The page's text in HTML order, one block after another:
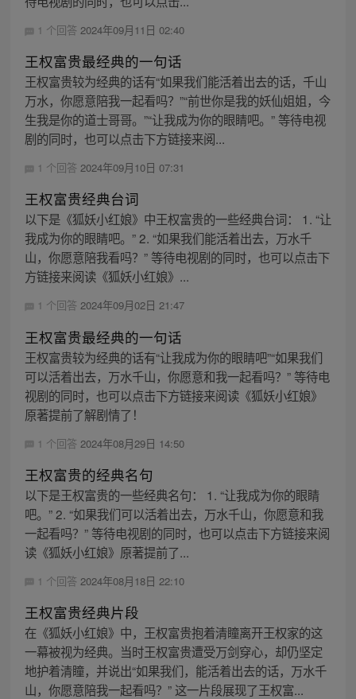
1 个回答 2024年09月11日 02:40
王权富贵最经典的一句话
王权富贵较为经典的话有“如果我们能活着出去的话，千山
万水，你愿意陪我一起看吗？”“前世你是我的妖仙姐姐，今
生我是你的道士哥哥。”“让我成为你的眼睛吧。” 等待电视
剧的同时，也可以点击下方链接来阅...
1 个回答 2024年09月10日 07:31
王权富贵经典台词
以下是《狐妖小红娘》中王权富贵的一些经典台词： 1. “让
我成为你的眼睛吧。” 2. “如果我们能活着出去，万水千
山，你愿意陪我看吗？” 等待电视剧的同时，也可以点击下
方链接来阅读《狐妖小红娘》...
1 个回答 2024年09月02日 21:47
王权富贵最经典的一句话
王权富贵较为经典的话有“让我成为你的眼睛吧”“如果我们
可以活着出去，万水千山，你愿意和我一起看吗？” 等待电
视剧的同时，也可以点击下方链接来阅读《狐妖小红娘》
原著提前了解剧情了！
1 个回答 2024年08月29日 14:50
王权富贵的经典名句
以下是王权富贵的一些经典名句： 1. “让我成为你的眼睛
吧。” 2. “如果我们可以活着出去，万水千山，你愿意和我
一起看吗？” 等待电视剧的同时，也可以点击下方链接来阅
读《狐妖小红娘》原著提前了...
1 个回答 2024年08月18日 22:10
王权富贵经典片段
在《狐妖小红娘》中，王权富贵抱着清瞳离开王权家的这
一幕被视为经典。当时王权富贵遭受万剑穿心，却仍坚定
地护着清瞳，并说出“如果我们，能活着出去的话，万水千
山，你愿意陪我一起看吗？” 这一片段展现了王权富...